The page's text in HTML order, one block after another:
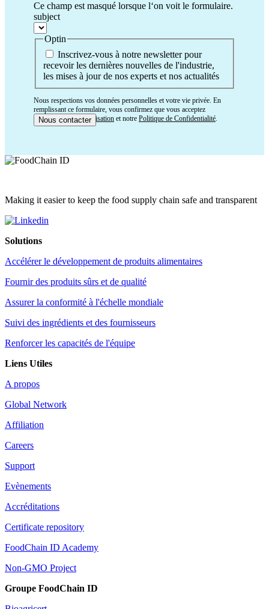
Ce champ est masqué lorsque l‘on voit le formulaire.
subject
Optin
Inscrivez-vous à notre newsletter pour
recevoir les dernières nouvelles de l'industrie,
les mises à jour de nos experts et nos actualités
Nous respections vos données personnelles et votre vie privée. En
remplissant ce formulaire, vous confirmez que vous acceptez
nosConditions d’Utilisation et notre Politique de Confidentialité.
Making it easier to keep the food supply chain safe and transparent
Solutions
Accélérer le développement de produits alimentaires
Fournir des produits sûrs et de qualité
Assurer la conformité à l'échelle mondiale
Suivi des ingrédients et des fournisseurs
Renforcer les capacités de l'équipe
Liens Utiles
A propos
Global Network
Affiliation
Careers
Support
Evènements
Accréditations
Certificate repository
FoodChain ID Academy
Non-GMO Project
Groupe FoodChain ID